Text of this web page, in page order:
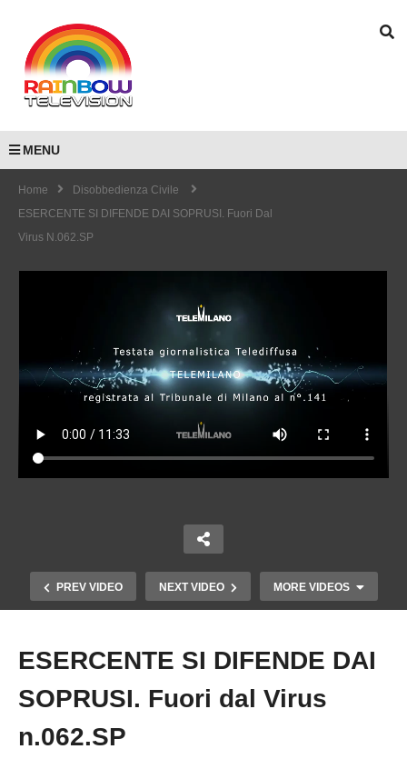
MENU
Home
Disobbedienza Civile
ESERCENTE SI DIFENDE DAI SOPRUSI. Fuori Dal
Virus N.062.SP
PREV VIDEO NEXT VIDEO MORE VIDEOS
Copy Embed Code
ESERCENTE SI DIFENDE DAI
SOPRUSI. Fuori dal Virus
n.062.SP